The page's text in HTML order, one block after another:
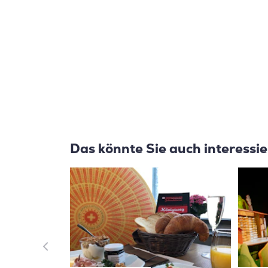
Das könnte Sie auch